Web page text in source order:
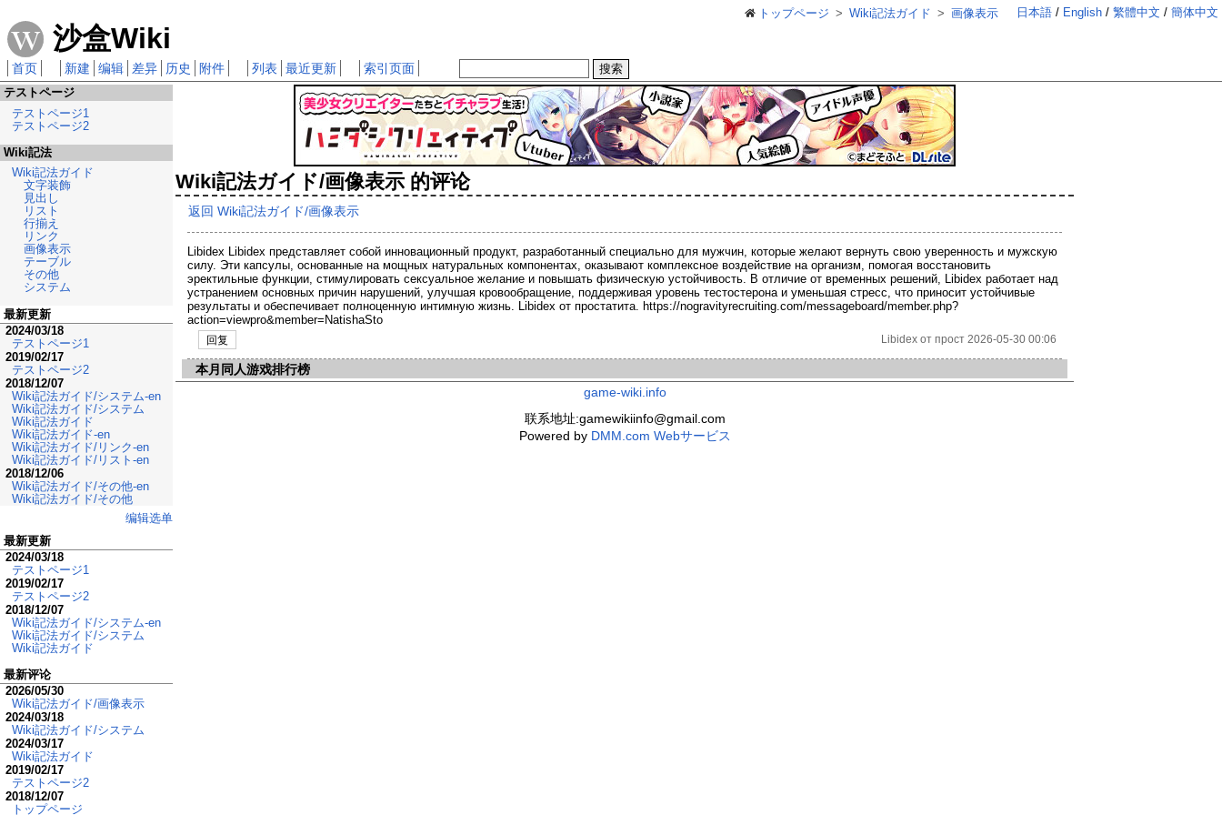
日本語 English 繁體中文 簡体中文
トップページ Wiki記法ガイド 画像表示
沙盒Wiki
首页 新建 编辑 差异 历史 附件 列表 最近更新 索引页面
Wiki記法ガイド/画像表示 的评论
返回 Wiki記法ガイド/画像表示
Libidex Libidex представляет собой инновационный продукт, разработанный специально для мужчин, которые желают вернуть свою уверенность и мужскую
силу. Эти капсулы, основанные на мощных натуральных компонентах, оказывают комплексное воздействие на организм, помогая восстановить
эректильные функции, стимулировать сексуальное желание и повышать физическую устойчивость. В отличие от временных решений, Libidex работает над
устранением основных причин нарушений, улучшая кровообращение, поддерживая уровень тестостерона и уменьшая стресс, что приносит устойчивые
результаты и обеспечивает полноценную интимную жизнь. Libidex от простатита. https://nogravityrecruiting.com/messageboard/member.php?
action=viewpro&member=NatishaSto
回复 Libidex от прост 2026-05-30 00:06
本月同人游戏排行榜
game-wiki.info
联系地址:gamewikiinfo@gmail.com
Powered by DMM.com Webサービス
テストページ
テストページ1
テストページ2
Wiki記法
Wiki記法ガイド
文字装飾
見出し
リスト
行揃え
リンク
画像表示
テーブル
その他
システム
最新更新
2024/03/18
テストページ1
2019/02/17
テストページ2
2018/12/07
Wiki記法ガイド/システム-en
Wiki記法ガイド/システム
Wiki記法ガイド
Wiki記法ガイド-en
Wiki記法ガイド/リンク-en
Wiki記法ガイド/リスト-en
2018/12/06
Wiki記法ガイド/その他-en
Wiki記法ガイド/その他
编辑选单
最新更新
2024/03/18
テストページ1
2019/02/17
テストページ2
2018/12/07
Wiki記法ガイド/システム-en
Wiki記法ガイド/システム
Wiki記法ガイド
最新评论
2026/05/30
Wiki記法ガイド/画像表示
2024/03/18
Wiki記法ガイド/システム
2024/03/17
Wiki記法ガイド
2019/02/17
テストページ2
2018/12/07
トップページ